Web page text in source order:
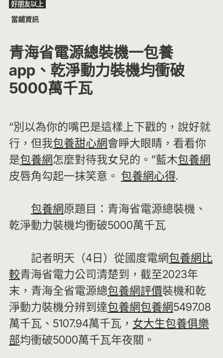
Skip好朋友以上
當鋪資訊
青海省電源總裝機一包養
app、乾淨動力裝機均衝破
5000萬千瓦
“別以為你的嘴巴是這樣上下戳的，說好就
行，但我包養甜心網會睜大眼睛，看看你
是包養網怎麼對待我女兒的。”藍木包養網
皮唇角勾起一抹笑意。 包養網心得.
包養網原題目：青海省電源總裝機、
乾淨動力裝機均衝破5000萬千瓦
記者明天（4日）從國度電網包養網比
較青海省電力公司清楚到，截至2023年
末，青海全省電源總包養網評價裝機和乾
淨動力裝機分辨到達包養網包養網5497.08
萬千瓦、5107.94萬千瓦， 女大生包養俱樂
部均衝破5000萬千瓦年夜關。